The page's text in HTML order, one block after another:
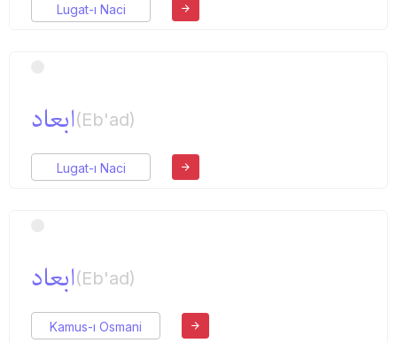
Lugat-ı Naci
ابعاد(Eb'ad)
Lugat-ı Naci
ابعاد(Eb'ad)
Kamus-ı Osmani